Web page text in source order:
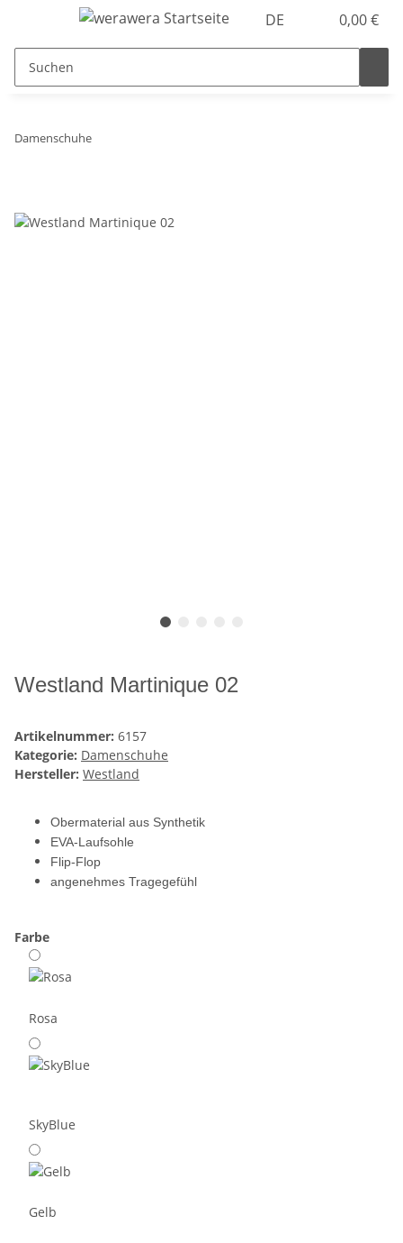
DE 0,00 €
Damenschuhe
Westland Martinique 02
Artikelnummer: 6157
Kategorie: Damenschuhe
Hersteller: Westland
Obermaterial aus Synthetik
EVA-Laufsohle
Flip-Flop
angenehmes Tragegefühl
Farbe
Rosa
SkyBlue
Gelb